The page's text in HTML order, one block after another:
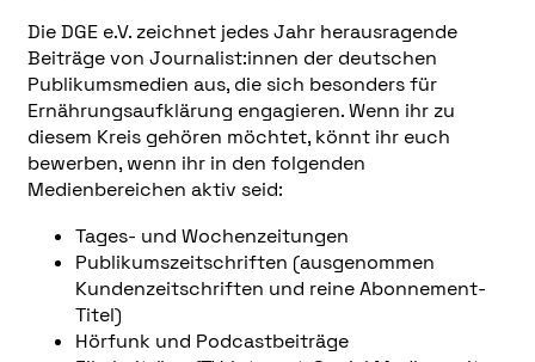
Die DGE e.V. zeichnet jedes Jahr herausragende
Beiträge von Journalist:innen der deutschen
Publikumsmedien aus, die sich besonders für
Ernährungsaufklärung engagieren. Wenn ihr zu
diesem Kreis gehören möchtet, könnt ihr euch
bewerben, wenn ihr in den folgenden
Medienbereichen aktiv seid:
Tages- und Wochenzeitungen
Publikumszeitschriften (ausgenommen
Kundenzeitschriften und reine Abonnement-
Titel)
Hörfunk und Podcastbeiträge